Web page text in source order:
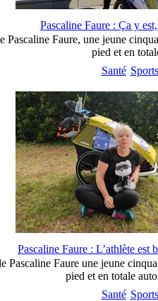
Pascaline Faure : Ça y
Faure, une jeune
pied et en
Santé Sports
Pascaline Faure : L’athlète est
Faure une jeune
pied et en totale
Santé Sports